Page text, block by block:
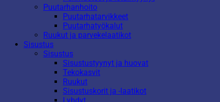
Puutarhanhoito
Puutarhatarvikkeet
Puutarhatyökalut
Ruukut ja parvekelaatikot
Sisustus
Sisustus
Sisustustyynyt ja huovat
Tekokasvit
Ruukut
Sisustuskorit ja -laatikot